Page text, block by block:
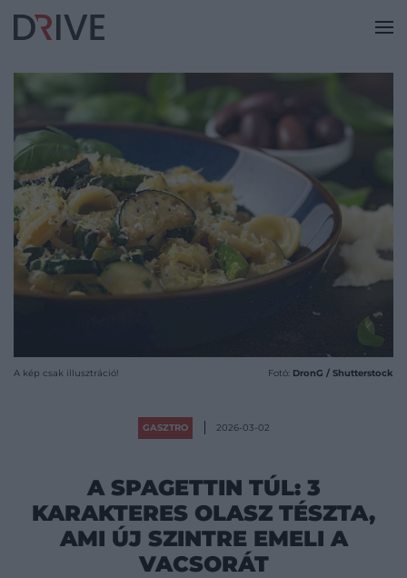
A kép csak illusztráció! Fotó: DronG / Shutterstock
GASZTRO 2026-03-02
A SPAGETTIN TÚL: 3
KARAKTERES OLASZ TÉSZTA,
AMI ÚJ SZINTRE EMELI A
VACSORÁT